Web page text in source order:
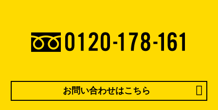
お問い合わせはこちら